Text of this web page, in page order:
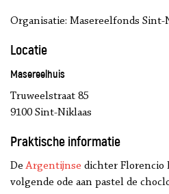
Organisatie: Masereelfonds Sint-
Locatie
Masereelhuis
Truweelstraat 85
9100 Sint-Niklaas
Praktische informatie
DeArgentijnse dichter Florencio
volgende ode aan pastel de